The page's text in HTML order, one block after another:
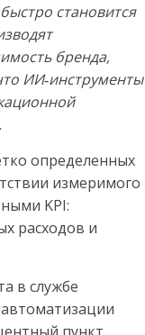
становится
бренда,
ИИ‑инструменты
определенных
измеримого
KPI:
расходов и
в службе